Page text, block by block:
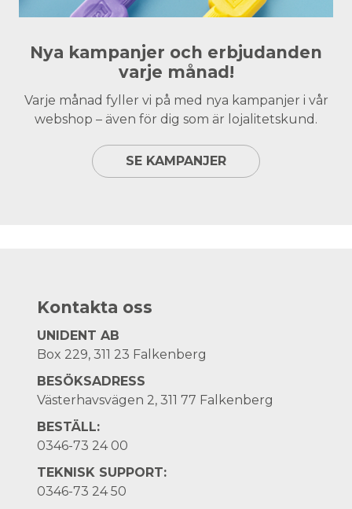
Nya kampanjer och erbjudanden
varje månad!
Varje månad fyller vi på med nya kampanjer i vår
webshop – även för dig som är lojalitetskund.
SE KAMPANJER
Kontakta oss
UNIDENT AB
Box 229, 311 23 Falkenberg
BESÖKSADRESS
Västerhavsvägen 2, 311 77 Falkenberg
BESTÄLL:
0346-73 24 00
TEKNISK SUPPORT:
0346-73 24 50